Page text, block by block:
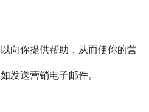
向你提供帮助，从而使你的营
发送营销电子邮件。